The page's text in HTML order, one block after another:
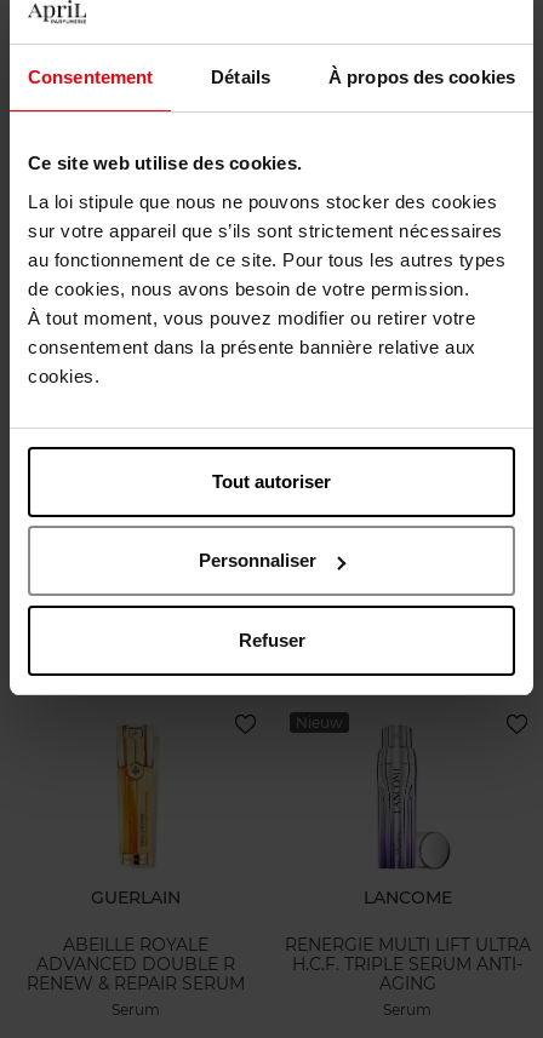
Consentement Détails À propos des cookies
Ce site web utilise des cookies.
La loi stipule que nous ne pouvons stocker des cookies
sur votre appareil que s’ils sont strictement nécessaires
au fonctionnement de ce site. Pour tous les autres types
de cookies, nous avons besoin de votre permission.
À tout moment, vous pouvez modifier ou retirer votre
consentement dans la présente bannière relative aux
cookies.
Tout autoriser
Personnaliser
Refuser
STENDHAL
Anti-Rimpel Serum
€ 115,50 Bestel nu!
STENDHAL
Comfort Serum
€ 115,50 Bestel nu!
RECETTE MERVEILLEUSE
PUR LUXE L'Oléo-Sérum
GUERLAIN
ABEILLE ROYALE
ADVANCED DOUBLE R
RENEW & REPAIR SERUM
Serum
Nieuw
LANCOME
RENERGIE MULTI LIFT ULTRA
H.C.F. TRIPLE SERUM ANTI-
AGING
Serum